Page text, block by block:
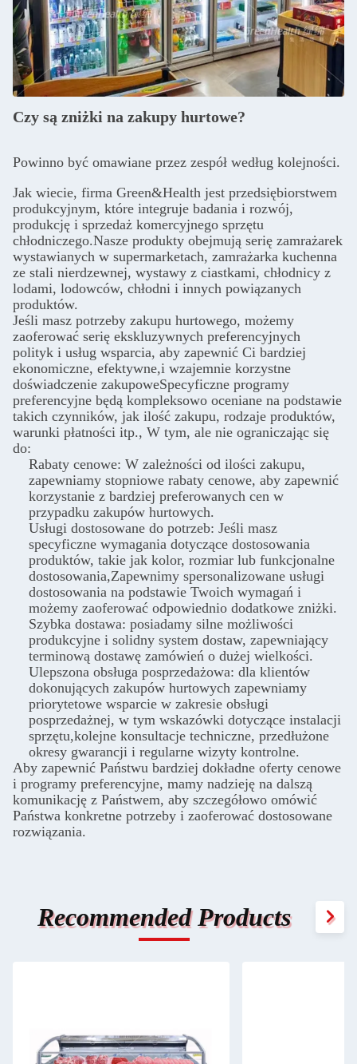
Czy są zniżki na zakupy hurtowe?
Powinno być omawiane przez zespół według kolejności.
Jak wiecie, firma Green&Health jest przedsiębiorstwem
produkcyjnym, które integruje badania i rozwój,
produkcję i sprzedaż komercyjnego sprzętu
chłodniczego.Nasze produkty obejmują serię zamrażarek
wystawianych w supermarketach, zamrażarka kuchenna
ze stali nierdzewnej, wystawy z ciastkami, chłodnicy z
lodami, lodowców, chłodni i innych powiązanych
produktów.
Jeśli masz potrzeby zakupu hurtowego, możemy
zaoferować serię ekskluzywnych preferencyjnych
polityk i usług wsparcia, aby zapewnić Ci bardziej
ekonomiczne, efektywne,i wzajemnie korzystne
doświadczenie zakupoweSpecyficzne programy
preferencyjne będą kompleksowo oceniane na podstawie
takich czynników, jak ilość zakupu, rodzaje produktów,
warunki płatności itp., W tym, ale nie ograniczając się
do:
Rabaty cenowe: W zależności od ilości zakupu,
zapewniamy stopniowe rabaty cenowe, aby zapewnić
korzystanie z bardziej preferowanych cen w
przypadku zakupów hurtowych.
Usługi dostosowane do potrzeb: Jeśli masz
specyficzne wymagania dotyczące dostosowania
produktów, takie jak kolor, rozmiar lub funkcjonalne
dostosowania,Zapewnimy spersonalizowane usługi
dostosowania na podstawie Twoich wymagań i
możemy zaoferować odpowiednio dodatkowe zniżki.
Szybka dostawa: posiadamy silne możliwości
produkcyjne i solidny system dostaw, zapewniający
terminową dostawę zamówień o dużej wielkości.
Ulepszona obsługa posprzedażowa: dla klientów
dokonujących zakupów hurtowych zapewniamy
priorytetowe wsparcie w zakresie obsługi
posprzedażnej, w tym wskazówki dotyczące instalacji
sprzętu,kolejne konsultacje techniczne, przedłużone
okresy gwarancji i regularne wizyty kontrolne.
Aby zapewnić Państwu bardziej dokładne oferty cenowe
i programy preferencyjne, mamy nadzieję na dalszą
komunikację z Państwem, aby szczegółowo omówić
Państwa konkretne potrzeby i zaoferować dostosowane
rozwiązania.
Recommended Products